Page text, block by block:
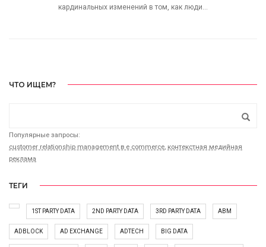
кардинальных изменений в том, как люди...
ЧТО ИЩЕМ?
Популярные запросы:
customer relationship management в e commerce контекстная медийная
реклама
ТЕГИ
1ST PARTY DATA 2ND PARTY DATA 3RD PARTY DATA ABM
ADBLOCK AD EXCHANGE ADTECH BIG DATA